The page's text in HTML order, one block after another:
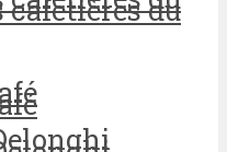
du